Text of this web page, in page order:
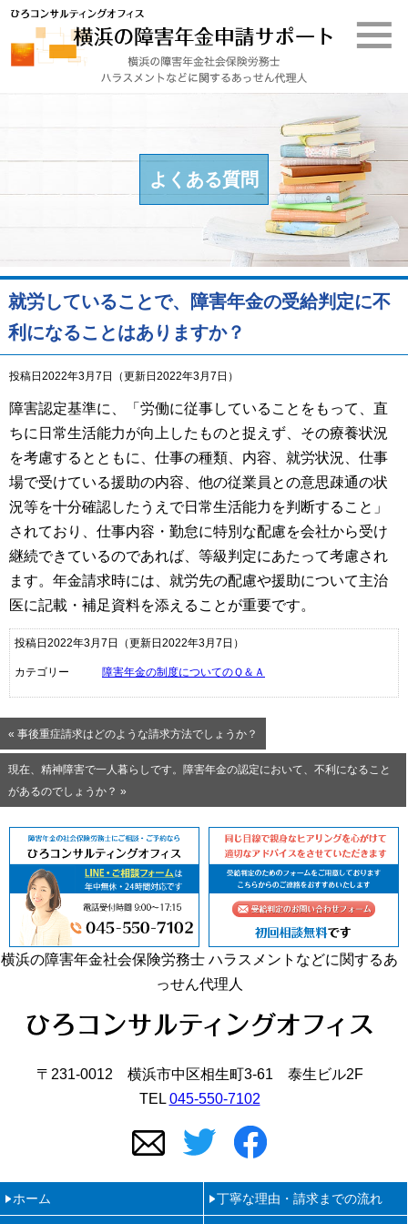
よくある質問
就労していることで、障害年金の受給判定に不
利になることはありますか？
投稿日2022年3月7日 （更新日2022年3月7日）
障害認定基準に、「労働に従事していることをもって、直
ちに日常生活能力が向上したものと捉えず、その療養状況
を考慮するとともに、仕事の種類、内容、就労状況、仕事
場で受けている援助の内容、他の従業員との意思疎通の状
況等を十分確認したうえで日常生活能力を判断すること」
されており、仕事内容・勤怠に特別な配慮を会社から受け
継続できているのであれば、等級判定にあたって考慮され
ます。年金請求時には、就労先の配慮や援助について主治
医に記載・補足資料を添えることが重要です。
投稿日2022年3月7日 （更新日2022年3月7日）
カテゴリー 障害年金の制度についてのＱ＆Ａ
« 事後重症請求はどのような請求方法でしょうか？
現在、精神障害で一人暮らしです。障害年金の認定において、不利になること
があるのでしょうか？ »
横浜の障害年金社会保険労務士 ハラスメントなどに関するあ
っせん代理人
〒231-0012 横浜市中区相生町3-61 泰生ビル2F
TEL045-550-7102
ホーム 丁寧な理由・請求までの流れ